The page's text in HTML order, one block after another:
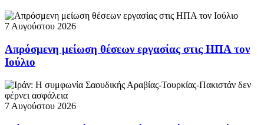
7 Αυγούστου 2026
Απρόσμενη μείωση θέσεων εργασίας στις ΗΠΑ τον
Ιούλιο
7 Αυγούστου 2026